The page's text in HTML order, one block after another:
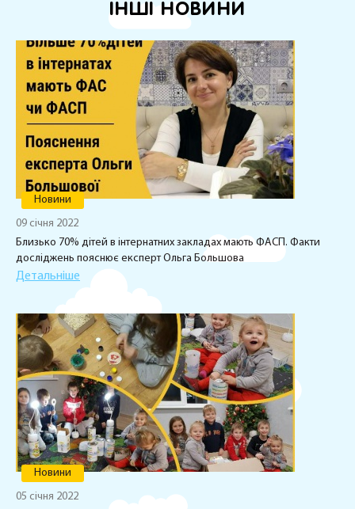
ІНШІ НОВИНИ
Новини
09 січня 2022
Близько 70% дітей в інтернатних закладах мають ФАСП. Факти
досліджень пояснює експерт Ольга Большова
Детальніше
Новини
05 січня 2022